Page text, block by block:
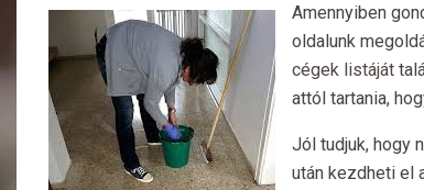
Amennyiben
oldalunk
cégek listáját
attól tartania,
Jól tudjuk, hogy
után kezdheti el